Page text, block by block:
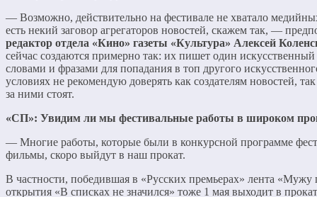
— Возможно, действительно на фестивале не хватало
есть некий заговор агрегаторов новостей, скажем так, —
редактор отдела «Кино» газеты «Культура» Алексей
сейчас создаются примерно так: их пишет один
словами и фразами для попадания в топ другого
условиях не рекомендую доверять как создателям новостей,
за ними стоят.
«СП»: Увидим ли мы фестивальные работы в широком
— Многие работы, которые были в конкурсной программе
фильмы, скоро выйдут в наш прокат.
В частности, победившая в «Русских премьерах» лента
открытия «В списках не значился» тоже 1 мая выходит в